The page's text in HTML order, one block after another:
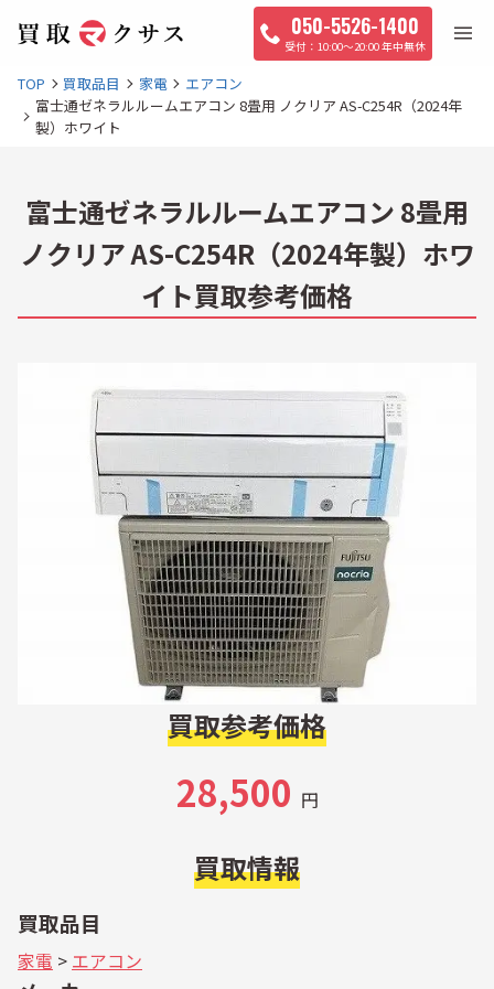
050-5526-1400
10:00〜20:00 年中無休
TOP 買取品目 家電
エアコン
富士通ゼネラルルームエアコン 8畳用 ノクリア AS-C254R（2024年
製）ホワイト
富士通ゼネラルルームエアコン 8畳用
ノクリア AS-C254R（2024年製）ホワ
イト買取参考価格
買取参考価格
28,500 円
買取情報
買取品目
家電 > エアコン